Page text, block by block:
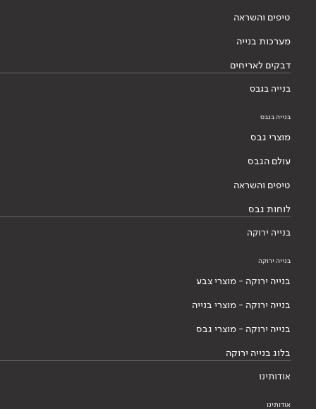
טיפים והשראה
מערכות בנייה
דבקים לאריחים
בנייה בגבס
בנייה בגבס
מוצרי גבס
עולם הגבס
טיפים והשראה
לוחות גבס
בנייה ירוקה
בנייה ירוקה
בנייה ירוקה - מוצרי צבע
בנייה ירוקה - מוצרי בנייה
בנייה ירוקה - מוצרי גבס
בלוג בנייה ירוקה
אודותינו
אודותינו